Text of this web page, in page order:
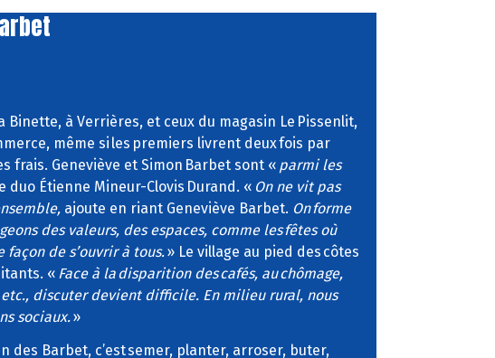
Binette, à Verrières, et ceux du magasin Le Pissenlit,
même si les premiers livrent deux fois par
frais. Geneviève et Simon Barbet sont « parmi les
duo Étienne Mineur-Clovis Durand. « On ne vit pas
ajoute en riant Geneviève Barbet. On forme
des valeurs, des espaces, comme les fêtes où
façon de s’ouvrir à tous.» Le village au pied des côtes
« Face à la disparition des cafés, au chômage,
discuter devient difficile. En milieu rural, nous
sociaux.»
des Barbet, c’est semer, planter, arroser, buter,